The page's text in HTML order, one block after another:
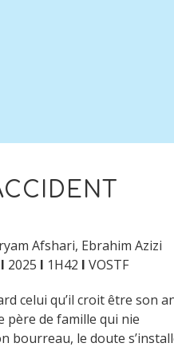
Afshari, Ebrahim Azizi
I 2025 I 1H42 I VOSTF
celui qu’il croit être son
père de famille qui nie
bourreau, le doute